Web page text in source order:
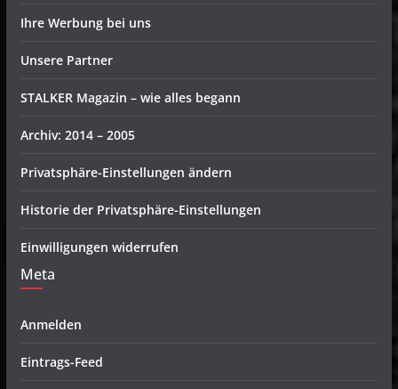
Ihre Werbung bei uns
Unsere Partner
STALKER Magazin – wie alles begann
Archiv: 2014 – 2005
Privatsphäre-Einstellungen ändern
Historie der Privatsphäre-Einstellungen
Einwilligungen widerrufen
Meta
Anmelden
Eintrags-Feed